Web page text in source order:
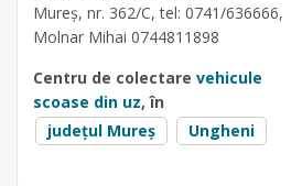
Mureș, nr. 362/C, tel: 0741/636666,
Molnar Mihai 0744811898
Centru de colectare vehicule
scoase din uz, în
județul Mureș
Ungheni